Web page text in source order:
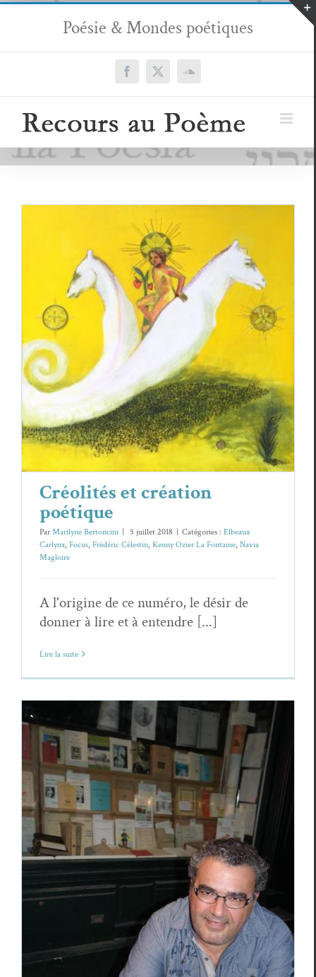
Passer
contenu
Poésie & Mondes poétiques
Facebook
X SoundCloud
Créolités et création poétique
Elbeaux Carlynx Focus Frédéric Célestin
Kenny Ozier La Fontaine
Navia Magloire
Créolités et création
poétique
ParMarilyne Bertoncini 5 juillet 2018 Catégories : Elbeaux
Carlynx, Focus, Frédéric Célestin, Kenny Ozier La Fontaine, Navia
Magloire
A l'origine de ce numéro, le désir de
donner à lire et à entendre [...]
Lire la suite
Frédéric Célestin,Poèmes fonnkèr
Frédéric Célestin Poèmes